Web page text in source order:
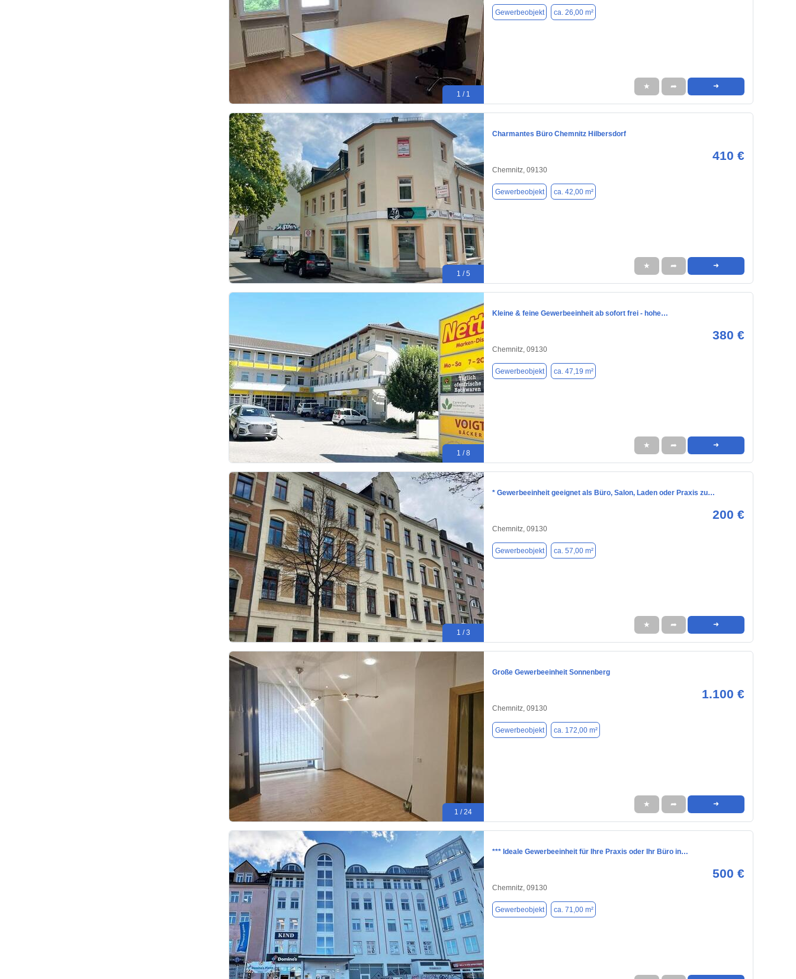
1 / 1
Gewerbeobjekt ca. 26,00 m²
★ ➦ ➜
1 / 5
Charmantes Büro Chemnitz Hilbersdorf
410 €
Chemnitz, 09130
Gewerbeobjekt ca. 42,00 m²
★ ➦ ➜
1 / 8
Kleine & feine Gewerbeeinheit ab sofort frei - hohe…
380 €
Chemnitz, 09130
Gewerbeobjekt ca. 47,19 m²
★ ➦ ➜
1 / 3
* Gewerbeeinheit geeignet als Büro, Salon, Laden oder Praxis zu…
200 €
Chemnitz, 09130
Gewerbeobjekt ca. 57,00 m²
★ ➦ ➜
1 / 24
Große Gewerbeeinheit Sonnenberg
1.100 €
Chemnitz, 09130
Gewerbeobjekt ca. 172,00 m²
★ ➦ ➜
*** Ideale Gewerbeeinheit für Ihre Praxis oder Ihr Büro in…
500 €
Chemnitz, 09130
Gewerbeobjekt ca. 71,00 m²